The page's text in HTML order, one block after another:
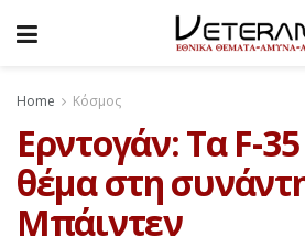
Home Κόσμος
Ερντογάν: Τα F-
θέμα στη
Μπάιντεν